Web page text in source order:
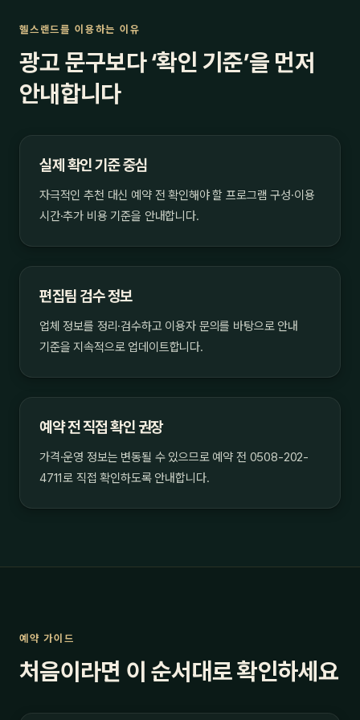
헬스랜드를 이용하는 이유
광고 문구보다 ‘확인 기준’을 먼저
안내합니다
실제 확인 기준 중심
자극적인 추천 대신 예약 전 확인해야 할 프로그램 구성·이용
시간·추가 비용 기준을 안내합니다.
편집팀 검수 정보
업체 정보를 정리·검수하고 이용자 문의를 바탕으로 안내
기준을 지속적으로 업데이트합니다.
예약 전 직접 확인 권장
가격·운영 정보는 변동될 수 있으므로 예약 전 0508-202-
4711로 직접 확인하도록 안내합니다.
예약 가이드
처음이라면 이 순서대로 확인하세요